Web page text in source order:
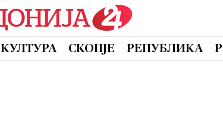
КУЛТУРА СКОПЈЕ РЕПУБЛИКА